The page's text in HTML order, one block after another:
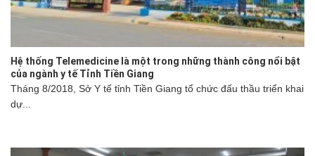
Hệ thống Telemedicine là một trong những thành công nổi bật
của ngành y tế Tỉnh Tiền Giang
Tháng 8/2018, Sở Y tế tỉnh Tiền Giang tổ chức đấu thầu triển khai
dự...